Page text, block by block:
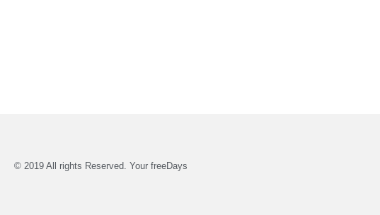
© 2019 All rights Reserved. Your freeDays